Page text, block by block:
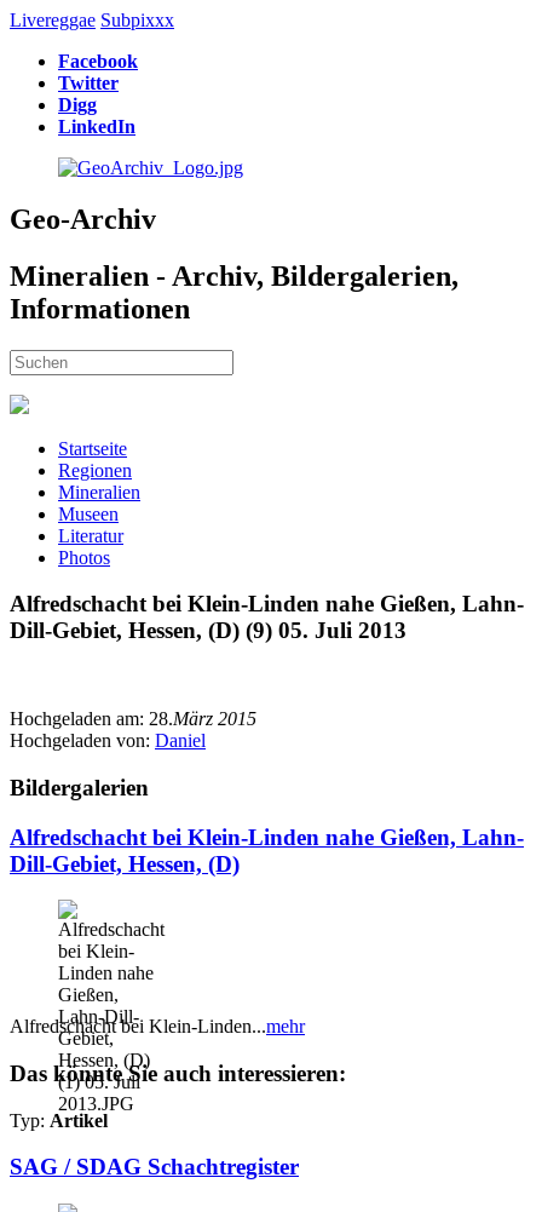
Livereggae Subpixxx
Facebook
Twitter
Digg
LinkedIn
Geo-Archiv
Mineralien - Archiv, Bildergalerien,
Informationen
Startseite
Regionen
Mineralien
Museen
Literatur
Photos
Alfredschacht bei Klein-Linden nahe Gießen, Lahn-
Dill-Gebiet, Hessen, (D) (9) 05. Juli 2013
Hochgeladen am: 28.März 2015
Hochgeladen von: Daniel
Bildergalerien
Alfredschacht bei Klein-Linden nahe Gießen, Lahn-
Dill-Gebiet, Hessen, (D)
Alfredschacht bei Klein-Linden...mehr
Das könnte Sie auch interessieren:
Typ: Artikel
SAG / SDAG Schachtregister